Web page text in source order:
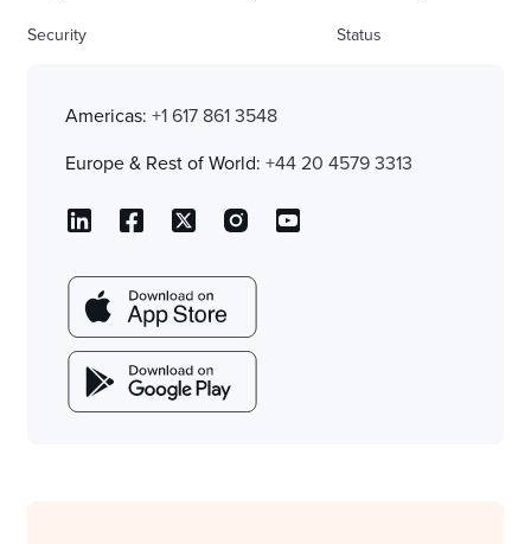
Security Status
Americas: +1 617 861 3548
Europe & Rest of World: +44 20 4579 3313